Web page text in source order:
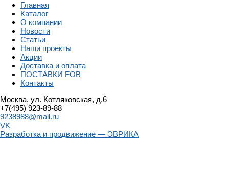
Главная
Каталог
О компании
Новости
Статьи
Наши проекты
Акции
Доставка и оплата
ПОСТАВКИ FOB
Контакты
Москва, ул. Котляковская, д.6
+7(495) 923-89-88
9238988@mail.ru
VK
Разработка и продвижение — ЭВРИКА